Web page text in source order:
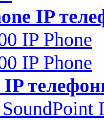
IP
IP Phone
IP Phone
IP